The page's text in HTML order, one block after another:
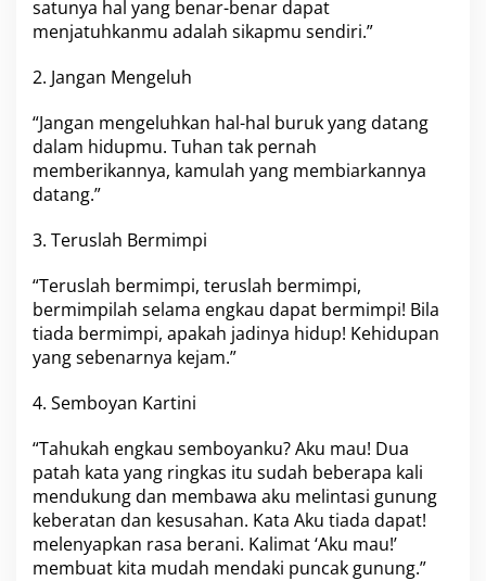
satunya hal yang benar-benar dapat
menjatuhkanmu adalah sikapmu sendiri.”
2. Jangan Mengeluh
“Jangan mengeluhkan hal-hal buruk yang datang
dalam hidupmu. Tuhan tak pernah
memberikannya, kamulah yang membiarkannya
datang.”
3. Teruslah Bermimpi
“Teruslah bermimpi, teruslah bermimpi,
bermimpilah selama engkau dapat bermimpi! Bila
tiada bermimpi, apakah jadinya hidup! Kehidupan
yang sebenarnya kejam.”
4. Semboyan Kartini
“Tahukah engkau semboyanku? Aku mau! Dua
patah kata yang ringkas itu sudah beberapa kali
mendukung dan membawa aku melintasi gunung
keberatan dan kesusahan. Kata Aku tiada dapat!
melenyapkan rasa berani. Kalimat ‘Aku mau!’
membuat kita mudah mendaki puncak gunung.”